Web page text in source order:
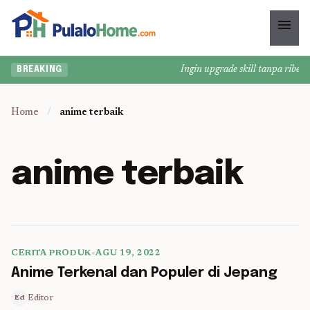
menu
BREAKING Ingin upgrade skill tanpa ribet?
Home / anime terbaik
anime terbaik
CERITA PRODUK•AGU 19, 2022
Anime Terkenal dan Populer di Jepang
Ed Editor